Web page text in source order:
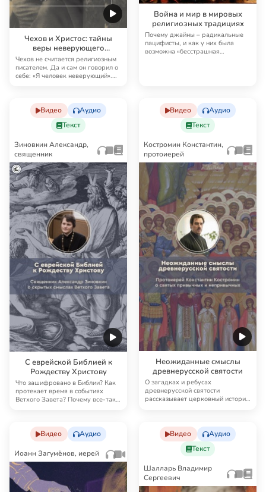
Чехов и Христос: тайны
веры неверующего
писателя
Чехов не считается религиозным
писателем. Да и сам он говорил о
себе: «Я человек неверующий».
Война и мир в мировых
религиозных традициях
Почему джайны – радикальные
пацифисты, и как у них была
возможна «бесстрашная
Видео
Аудио
Текст
Зиновкин Александр,
священник
С еврейской Библией к
Рождеству Христову
Что зашифровано в Библии? Как
протекает время в событиях
Ветхого Завета? Почему все-таки
Видео
Аудио
Текст
Костромин Константин,
протоиерей
Неожиданные смыслы
древнерусской святости
О загадках и ребусах
древнерусской святости
рассказывает церковный историк
Видео Аудио
Иоанн Загумёнов, иерей
Видео
Аудио
Текст
Шалларь Владимир
Сергеевич